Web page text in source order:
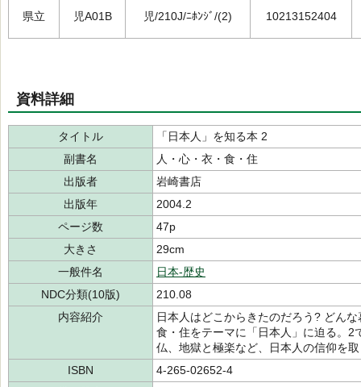
県立 児A01B 児/210J/ﾆﾎﾝｼﾞ/(2) 10213152404
資料詳細
タイトル
「日本人」を知る本 2
副書名
人・心・衣・食・住
出版者
岩崎書店
出版年
2004.2
ページ数
47p
大きさ
29cm
一般件名
日本-歴史
NDC分類(10版)
210.08
内容紹介
日本人はどこからきたのだろう? どん
食・住をテーマに「日本人」に迫る。
仏、地獄と極楽など、日本人の信仰を
ISBN
4-265-02652-4